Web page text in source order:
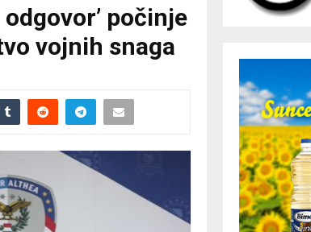
odgovor’ počinje
vojnih snaga